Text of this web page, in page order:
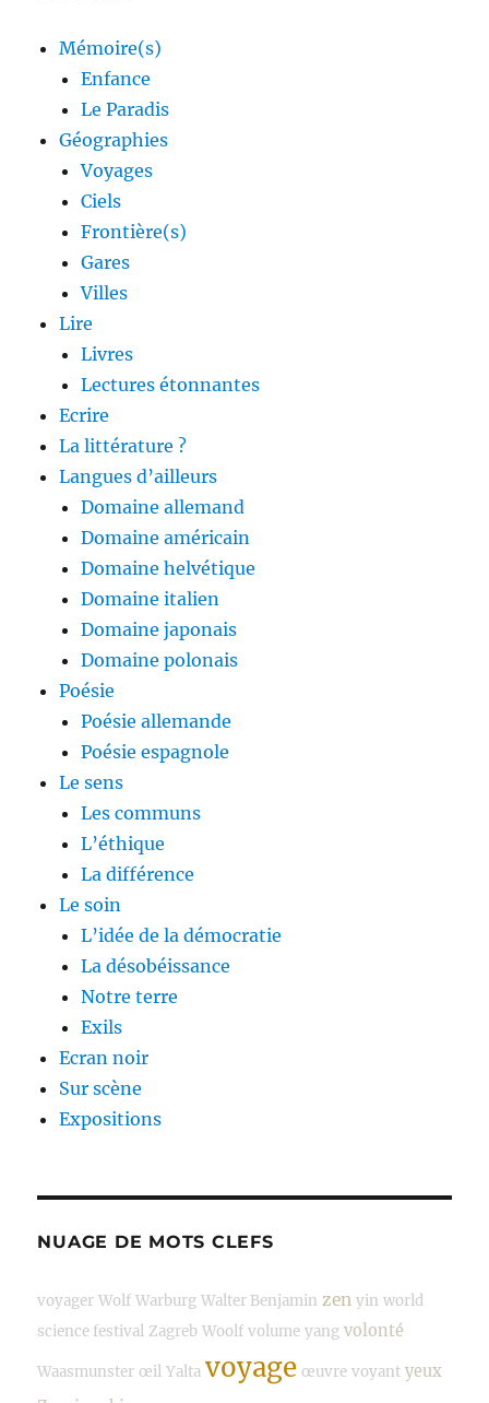
Mémoire(s)
Enfance
Le Paradis
Géographies
Voyages
Ciels
Frontière(s)
Gares
Villes
Lire
Livres
Lectures étonnantes
Ecrire
La littérature ?
Langues d’ailleurs
Domaine allemand
Domaine américain
Domaine helvétique
Domaine italien
Domaine japonais
Domaine polonais
Poésie
Poésie allemande
Poésie espagnole
Le sens
Les communs
L’éthique
La différence
Le soin
L’idée de la démocratie
La désobéissance
Notre terre
Exils
Ecran noir
Sur scène
Expositions
NUAGE DE MOTS CLEFS
voyager Wolf Warburg Walter Benjamin zen yin world
science festival Zagreb Woolf volume yang volonté
Waasmunster œil Yalta voyage œuvre voyant yeux